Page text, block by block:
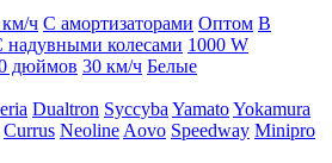
км/ч С амортизаторами Оптом В
надувными колесами 1000 W
дюймов 30 км/ч Белые
Dualtron Syccyba YamatoYokamura
Currus Neoline Aovo Speedway Minipro